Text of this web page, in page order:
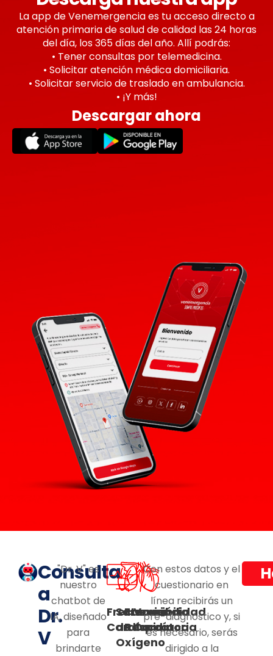
La app de Venemergencia es tu acceso directo a
atención primaria de salud de calidad las 24 horas
del día, los 365 días del año. Allí podrás:
• Tener consultas por telemedicina.
• Solicitar atención médica domiciliaria.
• Solicitar servicio de traslado en ambulancia.
• ¡Y más!
Descargar ahora
Consulta
a
Dr.
V
"Dr. V" es
nuestro
chatbot de
IA, diseñado
para
brindarte
Frecuencia
Cardíaca
Saturación
de
Oxígeno
Frecuencia
Respiratoria
Variabilidad
Cardíaca
Con estos datos y el
cuestionario en
línea recibirás un
pre-diagnóstico y, si
es necesario, serás
dirigido a la